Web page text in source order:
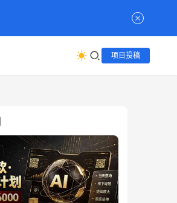
项目投稿